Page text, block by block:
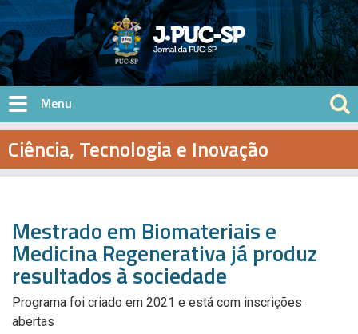
Pular para o conteúdo principal
Ciência, Tecnologia e Inovação
Mestrado em Biomateriais e
Medicina Regenerativa já produz
resultados à sociedade
Programa foi criado em 2021 e está com inscrições
abertas